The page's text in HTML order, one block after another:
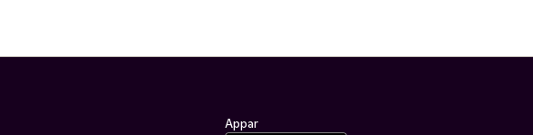
Appar